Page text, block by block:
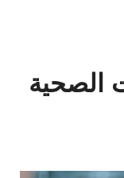
الصحية